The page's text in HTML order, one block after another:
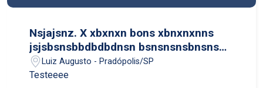
Nsjajsnz. X xbxnxn bons xbnxnxnns
jsjsbsnsbbdbdbdnsn bsnsnsnsbnsns
jsjsjsnndnsndndn jsjsjsnndns
Luiz Augusto - Pradópolis/SP
Testeeee